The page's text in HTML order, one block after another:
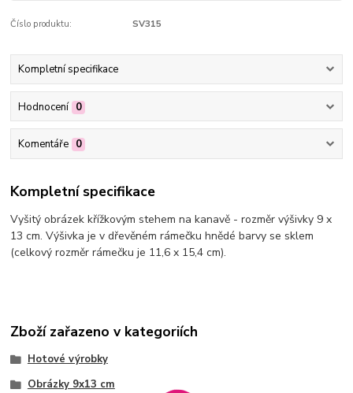
Číslo produktu: SV315
Kompletní specifikace
Hodnocení 0
Komentáře 0
Kompletní specifikace
Vyšitý obrázek křížkovým stehem na kanavě - rozměr výšivky 9 x
13 cm. Výšivka je v dřevěném rámečku hnědé barvy se sklem
(celkový rozměr rámečku je 11,6 x 15,4 cm).
Zboží zařazeno v kategoriích
Hotové výrobky
Obrázky 9x13 cm